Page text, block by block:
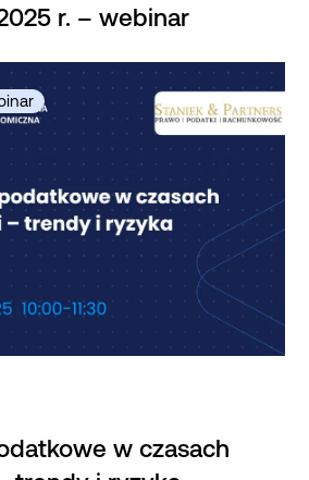
r. – webinar
w czasach